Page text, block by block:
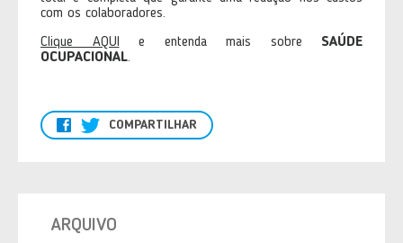
com os colaboradores.
Clique AQUI e entenda mais sobre SAÚDE
OCUPACIONAL.
COMPARTILHAR
ARQUIVO